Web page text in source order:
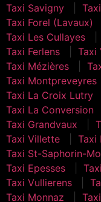
Taxi Savigny
Taxi Forel (Lavaux)
Taxi Les Cullayes
Taxi Ferlens
Taxi
Taxi Mézières
Taxi Montpreveyres
Taxi La Croix Lutry
Taxi La Conversion
Taxi Grandvaux
Taxi Villette
Taxi
Taxi St-Saphorin-
Taxi Epesses
Taxi Vullierens
Taxi Monnaz